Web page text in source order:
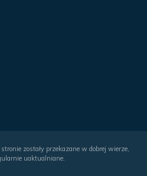
zostały przekazane w dobrej wierze,
uaktualniane.